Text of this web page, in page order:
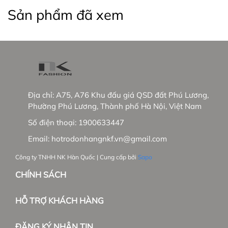
Thương hiệu thời trang công sở từ 2013
+ 15 showrooms trên toàn quốc
+ Hơn 30 đại lí phân phối độc quyền
- Tầm nhìn chiến lược trong tương lai:
+ NK sẽ phủ sóng các showrooms trong nước
Việt Nam và mở rộng thị trường Hàn Quốc.
Sản phẩm đã xem
Địa chỉ: A75, A76 Khu đấu giá QSD đất Phú Lương,
Phường Phú Lương, Thành phố Hà Nội, Việt Nam
Số điện thoại: 1900633447
Email: hotrodonhangnkf.vn@gmail.com
Công ty TNHH NK Hàn Quốc | Cung cấp bởi Sapo
CHÍNH SÁCH
HỖ TRỢ KHÁCH HÀNG